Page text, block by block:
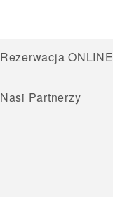
Rezerwacja ONLINE
Nasi Partnerzy